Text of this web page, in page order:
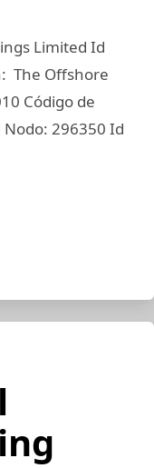
Limited Id
The Offshore
Código de
Nodo: 296350 Id